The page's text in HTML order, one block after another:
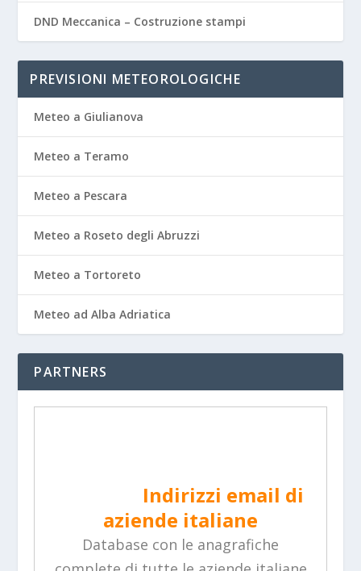
DND Meccanica – Costruzione stampi
PREVISIONI METEOROLOGICHE
Meteo a Giulianova
Meteo a Teramo
Meteo a Pescara
Meteo a Roseto degli Abruzzi
Meteo a Tortoreto
Meteo ad Alba Adriatica
PARTNERS
italiane
Database con le anagrafiche
complete di tutte le aziende italiane
profilato per categorie